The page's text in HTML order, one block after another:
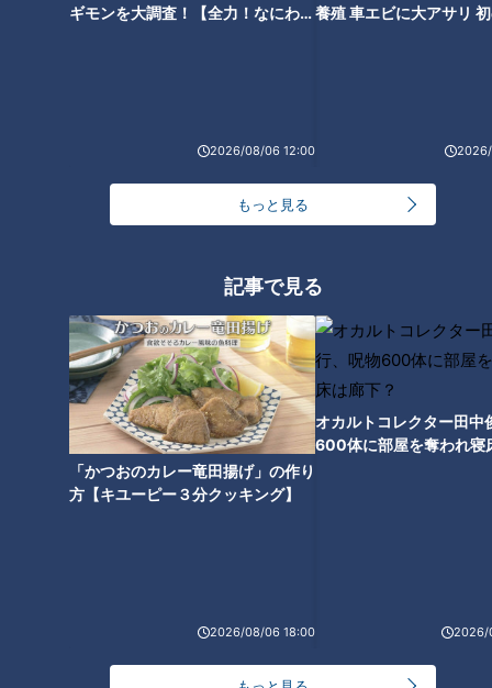
ギモンを大調査！【全力！なにわ実
2026/08/06 12:00
養殖 車エビに大アサリ
もっと見る
記事で見る
「かつおのカレー竜田揚げ」の作り
方【キユーピー３分クッキング】
2026/08/06 18:00
オカルトコレクター田中
600体に部屋を奪われ寝
2026/
・ディレクターが取材対象に迫った、テレビでは放送していない特
オススメ関連コンテンツ
【次の動画】重たいランドセル
どうする？何色に？もうすぐ小
学１年生！～CBCテレビ定期配
【前の動画】家族で京都へ！魚
鱗癬の患者との交流はとても大
切です…CBCテレビ定期配信型
【賀久くんのナイトルーティ
【深夜の撮影】睡眠中、全身の